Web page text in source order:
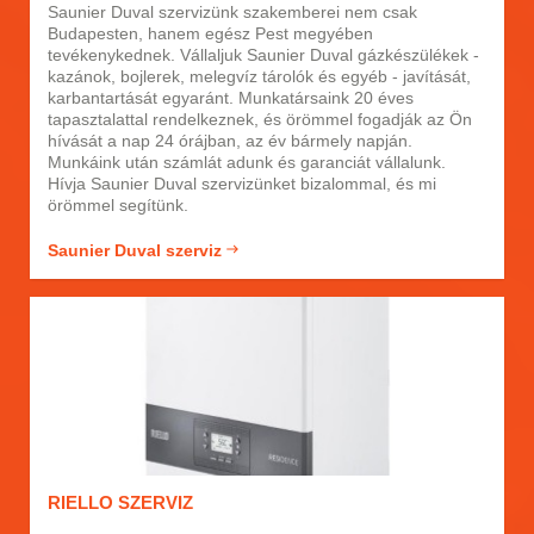
Saunier Duval szervizünk szakemberei nem csak
Budapesten, hanem egész Pest megyében
tevékenykednek. Vállaljuk Saunier Duval gázkészülékek -
kazánok, bojlerek, melegvíz tárolók és egyéb - javítását,
karbantartását egyaránt. Munkatársaink 20 éves
tapasztalattal rendelkeznek, és örömmel fogadják az Ön
hívását a nap 24 órájban, az év bármely napján.
Munkáink után számlát adunk és garanciát vállalunk.
Hívja Saunier Duval szervizünket bizalommal, és mi
örömmel segítünk.
Saunier Duval szerviz
RIELLO SZERVIZ